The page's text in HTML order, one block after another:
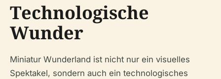
Technologische
Wunder
Miniatur Wunderland ist nicht nur ein visuelles
Spektakel, sondern auch ein technologisches